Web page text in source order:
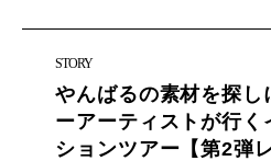
STORY
やんばるの素材を探し
ーアーティストが行く
ションツアー【第2弾